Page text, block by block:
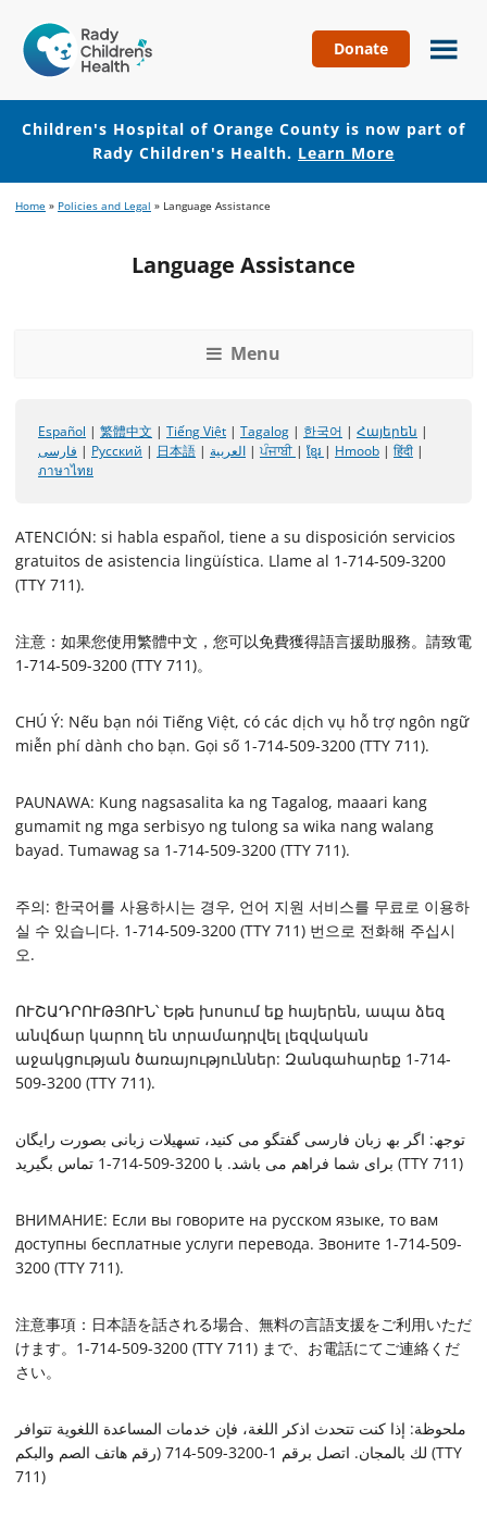
Hospital
of
Orange
County
Donate
Children's Hospital of Orange County is now part of
Rady Children's Health. Learn More
to
to
Home » Policies and Legal » Language Assistance
Language Assistance
Menu
Español | 繁體中文 | Tiếng Việt | Tagalog | 한국어 | Հայերեն |
فارسی | Русский | 日本語 | العربية | ਪੰਜਾਬੀ | ខ្មែរ | Hmoob | हिंदी |
ภาษาไทย
ATENCIÓN: si habla español, tiene a su disposición servicios
gratuitos de asistencia lingüística. Llame al 1-714-509-3200
(TTY 711).
注意：如果您使用繁體中文，您可以免費獲得語言援助服務。請致電
1-714-509-3200 (TTY 711)。
CHÚ Ý: Nếu bạn nói Tiếng Việt, có các dịch vụ hỗ trợ ngôn ngữ
miễn phí dành cho bạn. Gọi số 1-714-509-3200 (TTY 711).
PAUNAWA: Kung nagsasalita ka ng Tagalog, maaari kang
gumamit ng mga serbisyo ng tulong sa wika nang walang
bayad. Tumawag sa 1-714-509-3200 (TTY 711).
주의: 한국어를 사용하시는 경우, 언어 지원 서비스를 무료로 이용하
실 수 있습니다. 1-714-509-3200 (TTY 711) 번으로 전화해 주십시
오.
ՈՒՇԱԴՐՈՒԹՅՈՒՆ՝ Եթե խոսում եք հայերեն, ապա ձեզ
անվճար կարող են տրամադրվել լեզվական
աջակցության ծառայություններ: Զանգահարեք 1-714-
509-3200 (TTY 711).
توجھ: اگر بھ زبان فارسی گفتگو می کنید، تسھیلات زبانی بصورت رایگان
برای شما فراهم می باشد. با 3200-509-714-1 تماس بگیرید (TTY 711)
ВНИМАНИЕ: Если вы говорите на русском языке, то вам
доступны бесплатные услуги перевода. Звоните 1-714-509-
3200 (TTY 711).
注意事項：日本語を話される場合、無料の言語支援をご利用いただ
けます。1-714-509-3200 (TTY 711) まで、お電話にてご連絡くだ
さい。
ملحوظة: إذا كنت تتحدث اذكر اللغة، فإن خدمات المساعدة اللغوية تتوافر
لك بالمجان. اتصل برقم 1-3200-509-714 (رقم
هاتف الصم والبكم (TTY
711)